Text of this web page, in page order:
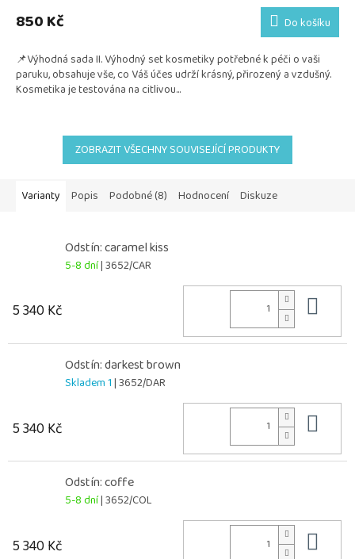
850 Kč Do košíku
📌Výhodná sada II. Výhodný set kosmetiky potřebné k péči o vaši
paruku, obsahuje vše, co Váš účes udrží krásný, přirozený a vzdušný.
Kosmetika je testována na citlivou...
ZOBRAZIT VŠECHNY SOUVISEJÍCÍ PRODUKTY
Varianty Popis Podobné (8) Hodnocení Diskuze
Odstín: caramel kiss
5-8 dní| 3652/CAR
5 340 Kč
Odstín: darkest brown
Skladem 1| 3652/DAR
5 340 Kč
Odstín: coffe
5-8 dní| 3652/COL
5 340 Kč